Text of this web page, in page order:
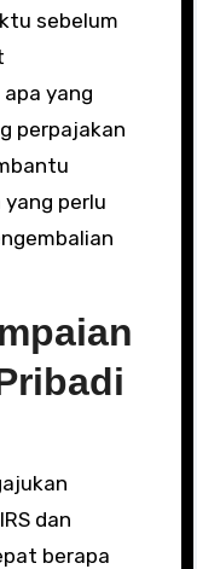
sebelum
yang
perpajakan
perlu
dan
berapa